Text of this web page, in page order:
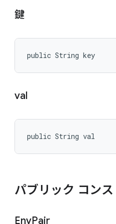
鍵
public String key
val
public String val
パブリック コン
EnvPair